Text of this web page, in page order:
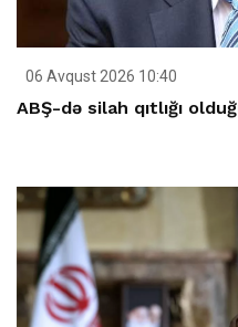
06 Avqust 2026 10:40
ABŞ-də silah qıtlığı